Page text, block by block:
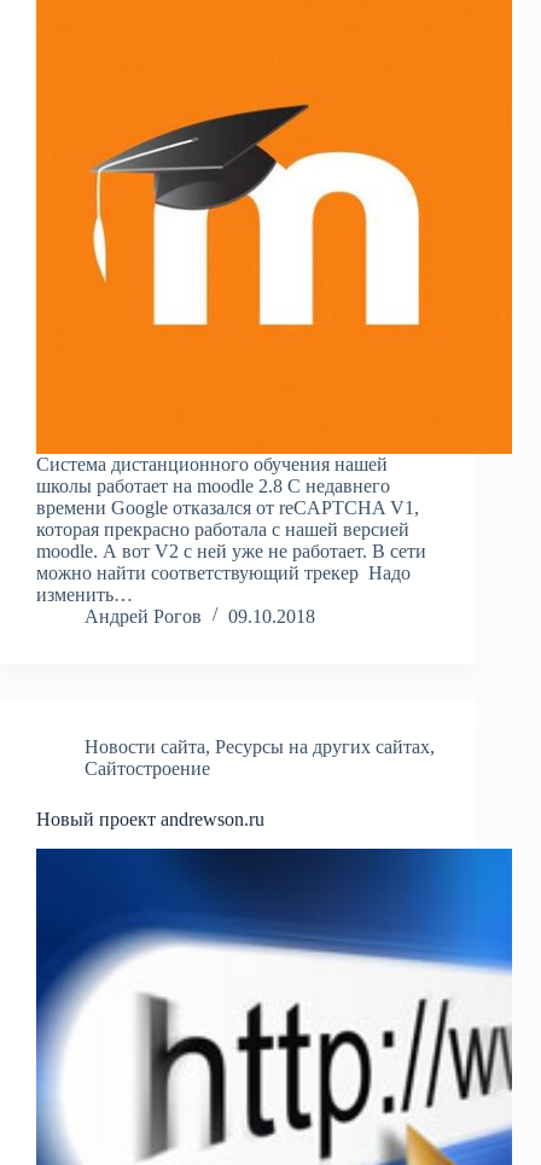
Система дистанционного обучения нашей
школы работает на moodle 2.8 С недавнего
времени Google отказался от reCAPTCHA V1,
которая прекрасно работала с нашей версией
moodle. А вот V2 с ней уже не работает. В сети
можно найти соответствующий трекер Надо
изменить…
Андрей Рогов
09.10.2018
Новости сайта, Ресурсы на других сайтах,
Сайтостроение
Новый проект andrewson.ru